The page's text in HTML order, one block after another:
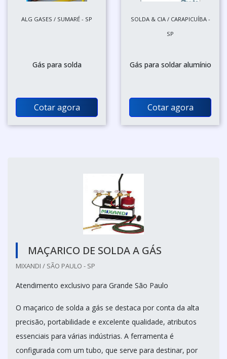
ALG GASES / SUMARÉ - SP
Gás para solda
Cotar agora
SOLDA & CIA / CARAPICUÍBA -
SP
Gás para soldar alumínio
Cotar agora
MAÇARICO DE SOLDA A GÁS
MIXANDI / SÃO PAULO - SP
Atendimento exclusivo para Grande São Paulo
O maçarico de solda a gás se destaca por conta da alta
precisão, portabilidade e excelente qualidade, atributos
essenciais para várias indústrias. A ferramenta é
configurada com um tubo, que serve para destinar, por